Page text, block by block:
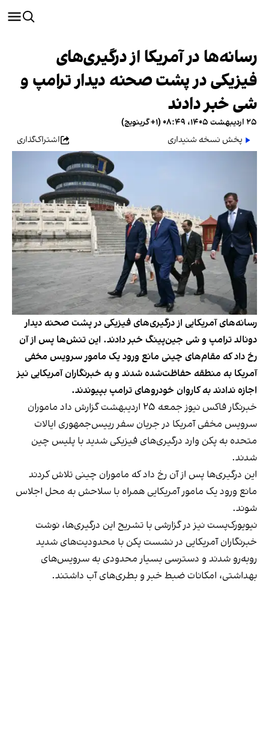
رسانه‌ها در آمریکا از درگیری‌های
فیزیکی در پشت صحنه دیدار ترامپ و
شی خبر دادند
۲۵ اردیبهشت ۱۴۰۵، ۰۸:۴۹ (‎+۱ گرینویچ)
پخش نسخه شنیداری
اشتراک‌گذاری
رسانه‌های آمریکایی از درگیری‌های فیزیکی در پشت صحنه دیدار
دونالد ترامپ و شی جین‌پینگ خبر دادند. این تنش‌ها پس از آن
رخ داد که مقام‌های چینی مانع ورود یک مامور سرویس مخفی
آمریکا به منطقه حفاظت‌شده شدند و به خبرنگاران آمریکایی نیز
اجازه ندادند به کاروان خودروهای ترامپ بپیوندند.
خبرنگار فاکس نیوز جمعه ۲۵ اردیبهشت گزارش داد ماموران
سرویس مخفی آمریکا در جریان سفر رییس‌جمهوری ایالات
متحده به پکن وارد درگیری‌های فیزیکی شدید با پلیس چین
شدند.
این درگیری‌ها پس از آن رخ داد که ماموران چینی تلاش کردند
مانع ورود یک مامور آمریکایی همراه با سلاحش به محل اجلاس
شوند.
نیویورک‌پست نیز در گزارشی با تشریح این درگیری‌ها، نوشت
خبرنگاران آمریکایی در نشست پکن با محدودیت‌های شدید
روبه‌رو شدند و دسترسی بسیار محدودی به سرویس‌های
بهداشتی، امکانات ضبط خبر و بطری‌های آب داشتند.